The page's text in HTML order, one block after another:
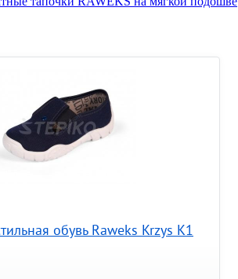
обувь Raweks Krzys K1